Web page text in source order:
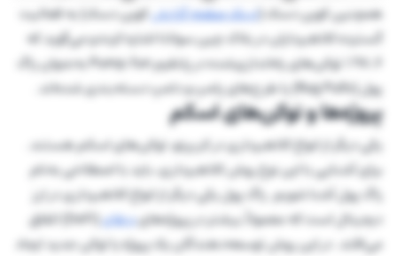
همچنین کوین دسک (لینک صفحه گزارشکوین دسک) به فعالیت
گسترده کلاهبرداران در بلاک چین سولانا اشاره کرده و می‌گوید که
۹۸.۶٪ توکن‌های راه‌اندازی‌شده در پلتفرم Pump.fun به‌عنوان راگ
پول (Rug Pulls) یا طرح‌های پامپ و دامپ دسته‌بندی شده‌اند.
پروژه‌ها و توکن‌های اسکم
یکی دیگر از انواع کلاهبرداری در کریپتو، توکن‌های اسکم هستند.
برای آشنایی با این نوع روش کلاهبرداری، باید با اصطلاحی به‌نام
راگ پول آشنا شویم. راگ پول یکی دیگر از انواع کلاهبرداری در ارز
دیجیتال است که معمولاً بیشتر در پروژه‌هایدیفای
(DeFi) اتفاق
می‌افتد. در این روش توسعه‌دهندگان یک پروژه یا توکن جدید ایجاد